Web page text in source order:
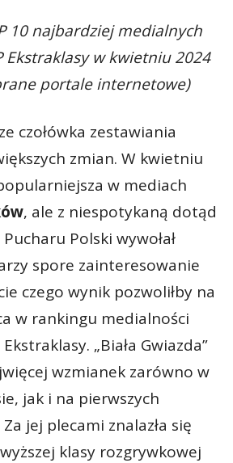
10 najbardziej medialnych
Ekstraklasy w kwietniu 2024
portale internetowe)
czołówka zestawiania
zmian. W kwietniu
w mediach
, ale z niespotykaną dotąd
Polski wywołał
spore zainteresowanie
czego wynik pozwoliłby na
w rankingu medialności
„Biała Gwiazda”
wzmianek zarówno w
jak i na pierwszych
jej plecami znalazła się
klasy rozgrywkowej